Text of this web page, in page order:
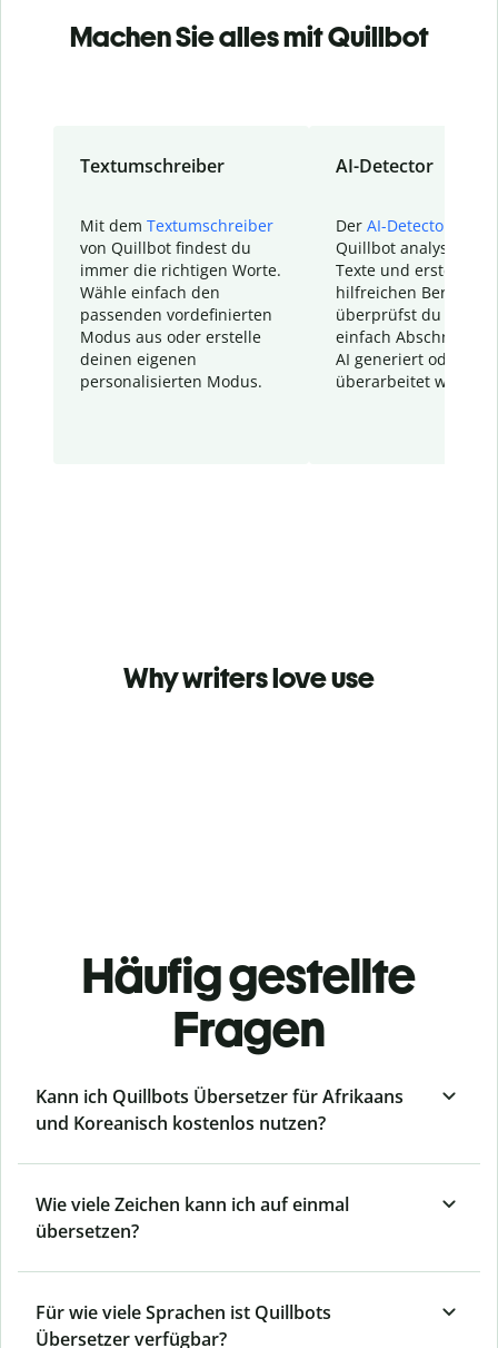
Machen Sie alles mit Quillbot
Textumschreiber
Mit dem Textumschreiber
von Quillbot findest du
immer die richtigen Worte.
Wähle einfach den
passenden vordefinierten
Modus aus oder erstelle
deinen eigenen
personalisierten Modus.
AI-Detector
Der AI-Detector
Quillbot analysiert
Texte und erstellt
hilfreichen Bericht.
überprüfst du
einfach Abschnitte,
AI generiert oder
überarbeitet wurden.
Why writers love use
Häufig gestellte
Fragen
Kann ich Quillbots Übersetzer für Afrikaans
und Koreanisch kostenlos nutzen?
Wie viele Zeichen kann ich auf einmal
übersetzen?
Für wie viele Sprachen ist Quillbots
Übersetzer verfügbar?